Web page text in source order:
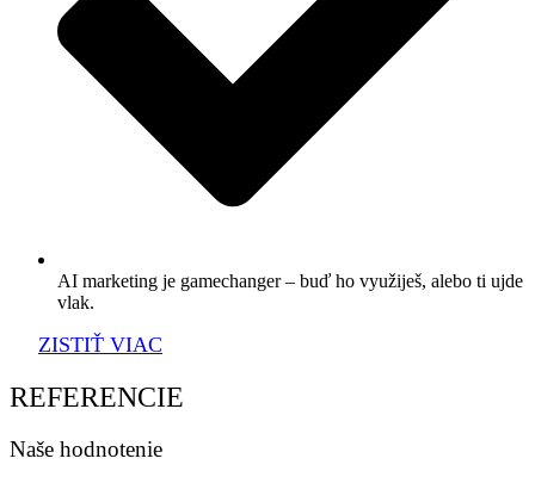
AI marketing je gamechanger – buď ho využiješ, alebo ti ujde
vlak.
ZISTIŤ VIAC
REFERENCIE
Naše hodnotenie